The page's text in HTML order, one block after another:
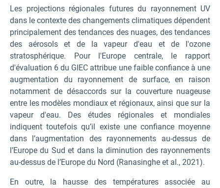
Les projections régionales futures du rayonnement UV
dans le contexte des changements climatiques dépendent
principalement des tendances des nuages, des tendances
des aérosols et de la vapeur d'eau et de l'ozone
stratosphérique. Pour l'Europe centrale, le rapport
d'évaluation 6 du GIEC attribue une faible confiance à une
augmentation du rayonnement de surface, en raison
notamment de désaccords sur la couverture nuageuse
entre les modèles mondiaux et régionaux, ainsi que sur la
vapeur d'eau. Des études régionales et mondiales
indiquent toutefois qu’il existe une confiance moyenne
dans l’augmentation des rayonnements au-dessus de
l’Europe du Sud et dans la diminution des rayonnements
au-dessus de l’Europe du Nord (Ranasinghe et al., 2021).
En outre, la hausse des températures associée au